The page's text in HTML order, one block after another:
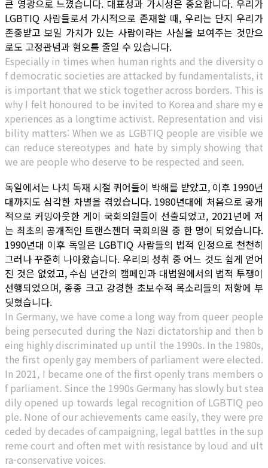
큰 영광으로 느꼈습니다. 대표성과 가시성은 중요합니다. 우리가
LGBTIQ 사람들로서 가시적으로 존재할 때, 우리는 단지 우리가
존중받고 보일 가치가 있는 사람이라는 사실을 보여주는 것만으
로도 고정관념과 혐오를 줄일 수 있습니다.
Especially in times when human rights and the diversity o
f democratic societies are attacked by fundamentalists, it
is important that we stick together across borders. This is
why I felt honoured to be invited to Korea and share my e
xperiences as a longtime activist. Representation and visi
bility matters: When we as LGBTIQ people are visible we
can reduce stereotypes and hate by simply showing that
we are people who deserve to be respected and seen.
독일에서는 나치 독재 시절 퀴어들이 박해를 받았고, 이후 1990년
대까지도 심각한 차별을 겪었습니다. 1980년대에 처음으로 공개
적으로 커밍아웃한 게이 국회의원들이 선출되었고, 2021년에 저
는 최초의 공개적인 트랜스젠더 국회의원 중 한 명이 되었습니다.
1990년대 이후 독일은 LGBTIQ 사람들의 법적 인정으로 천천히
그러나 꾸준히 나아왔습니다. 우리의 성취 중 어느 것도 쉽게 얻어
진 것은 없었고, 수십 년간의 캠페인과 대법원에서의 법적 투쟁이
선행되었으며, 종종 크고 강경한 초보수적 목소리들의 저항에 부
딪혔습니다.
In Germany, we have come a long way from queer people
being persecuted during the Nazi dictatorship and then b
eing highly discriminated up until the 1990s. In the 1980s,
the first openly gay members of parliament were elected.
In 2021, I became one of the first openly trans members o
f parliament. Since the 1990s Germany has slowly but stea
dily opened up towards legal recognition of LGBTIQ peo
ple. None of our achievements came easily, they were pre
ceded by decades of campaigning, legal battles in the sup
reme court and often met with resistance by loud and ult
ra-conservative voices.